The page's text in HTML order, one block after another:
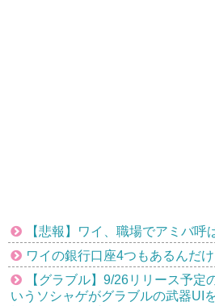
【悲報】ワイ、職場でアミバ呼
ワイの銀行口座4つもあるんだ
【グラブル】9/26リリース予定
いうソシャゲがグラブルの武器UI